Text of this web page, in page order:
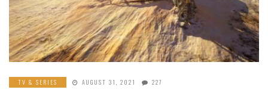
TV & SERIES AUGUST 31, 2021 227